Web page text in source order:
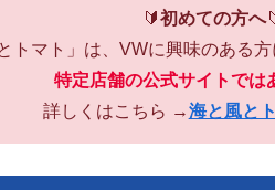
🔰初めての方へ
トマト」は、VWに興味のある
特定店舗の公式サイトでは
詳しくはこちら →海と風と